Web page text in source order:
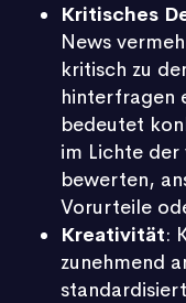
Kritisches
News
kritisch zu
hinterfragen
bedeutet
im Lichte der
bewerten,
Vorurteile
Kreativität:
zunehmend